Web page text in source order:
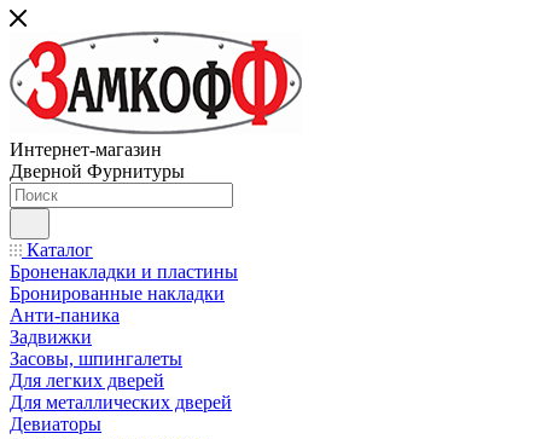
Интернет-магазин
Дверной Фурнитуры
Каталог
Броненакладки и пластины
Бронированные накладки
Анти-паника
Задвижки
Засовы, шпингалеты
Для легких дверей
Для металлических дверей
Девиаторы